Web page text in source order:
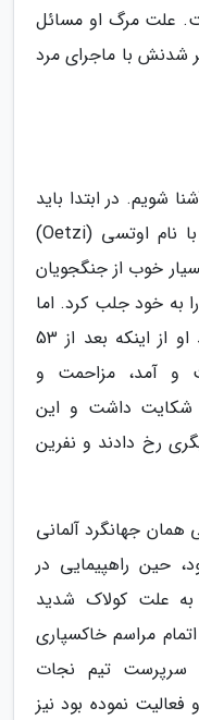
علت مرگ او مسائل
شدنش با ماجرای مرد
شویم. در ابتدا باید
اشاره کنیم که مرد یخی که بیشتر با نام اوتسی (Oetzi)
خوب از جنگجویان
خود جلب کرد. اما
این گونه که شواهد نشان می دهد او از اینکه بعد از 53
و آمد، مزاحمت و
شکایت داشت و این
رخ دادند و نفرین
67 ساله یعنی همان جهانگرد آلمانی
حین راهپیمایی در
علت کولاک شدید
مراسم خاکسپاری
45 ساله که سرپرست تیم نجات
نموده بود نیز